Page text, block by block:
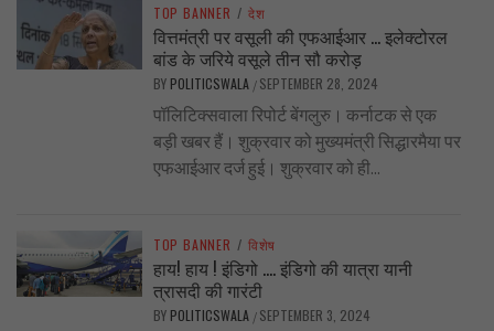
TOP BANNER / देश
वित्तमंत्री पर वसूली की एफआईआर … इलेक्टोरल
बांड के जरिये वसूले तीन सौ करोड़
BY POLITICSWALA / SEPTEMBER 28, 2024
पॉलिटिक्सवाला रिपोर्ट बेंगलुरु। कर्नाटक से एक
बड़ी खबर हैं। शुक्रवार को मुख्यमंत्री सिद्धारमैया पर
एफआईआर दर्ज हुई। शुक्रवार को ही...
TOP BANNER / विशेष
हाय! हाय ! इंडिगो …. इंडिगो की यात्रा यानी
त्रासदी की गारंटी
BY POLITICSWALA / SEPTEMBER 3, 2024